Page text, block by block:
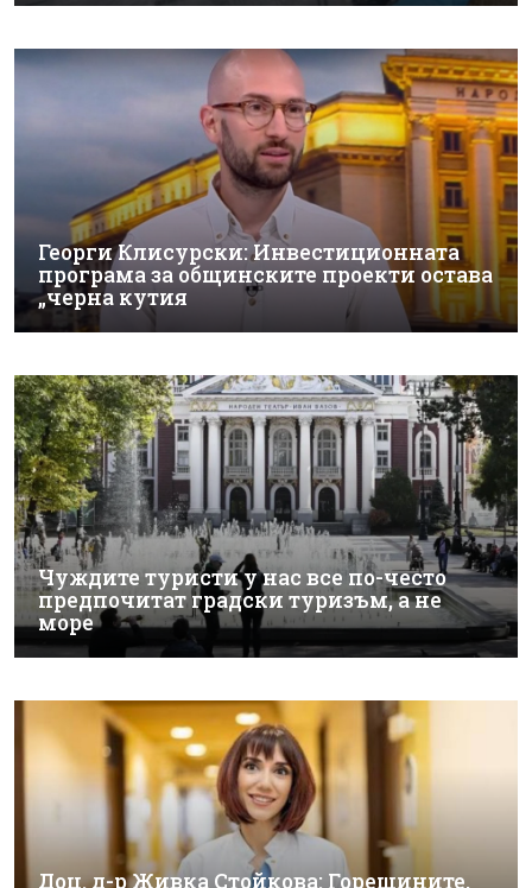
Георги Клисурски: Инвестиционната
програма за общинските проекти остава
„черна кутия
Чуждите туристи у нас все по-често
предпочитат градски туризъм, а не
море
Доц. д-р Живка Стойкова: Горещините,